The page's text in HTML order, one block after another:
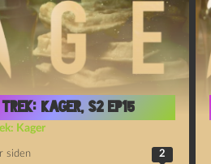
Kager, S2 Ep15
Kager
siden 2